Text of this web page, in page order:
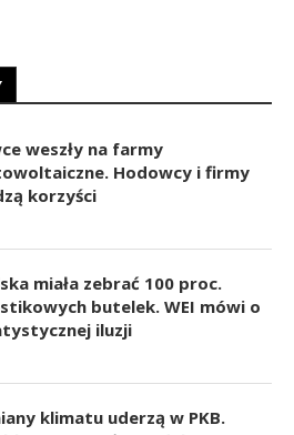
weszły na farmy
Hodowcy i firmy
korzyści
miała zebrać 100 proc.
butelek. WEI mówi o
iluzji
klimatu uderzą w PKB.